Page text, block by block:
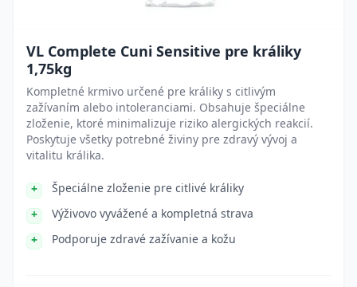
VL Complete Cuni Sensitive pre králiky
1,75kg
Kompletné krmivo určené pre králiky s citlivým
zažívaním alebo intoleranciami. Obsahuje špeciálne
zloženie, ktoré minimalizuje riziko alergických reakcií.
Poskytuje všetky potrebné živiny pre zdravý vývoj a
vitalitu králika.
Špeciálne zloženie pre citlivé králiky
Výživovo vyvážené a kompletná strava
Podporuje zdravé zažívanie a kožu